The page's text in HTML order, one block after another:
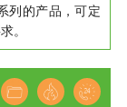
列的产品，可定
。